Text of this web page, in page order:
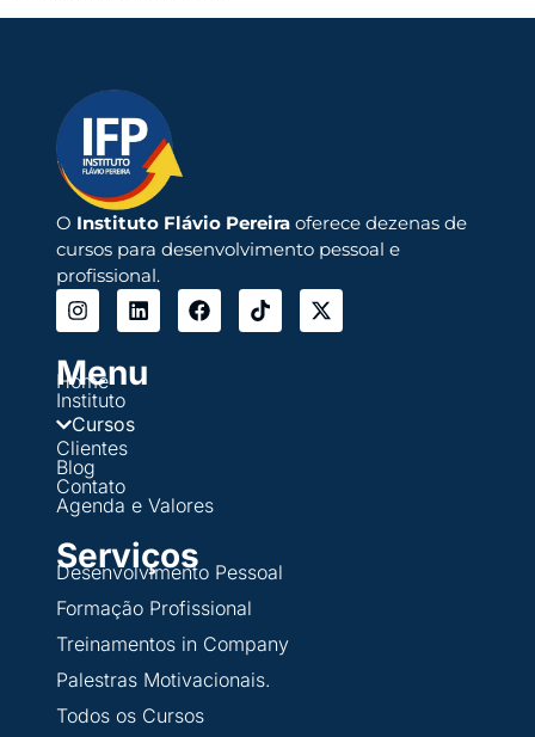
O Instituto Flávio Pereiraoferece dezenas de
cursos para desenvolvimento pessoal e
profissional.
Menu
Home
Instituto
Cursos
Clientes
Blog
Contato
Agenda e Valores
Serviços
Desenvolvimento Pessoal
Formação Profissional
Treinamentos in Company
Palestras Motivacionais.
Todos os Cursos